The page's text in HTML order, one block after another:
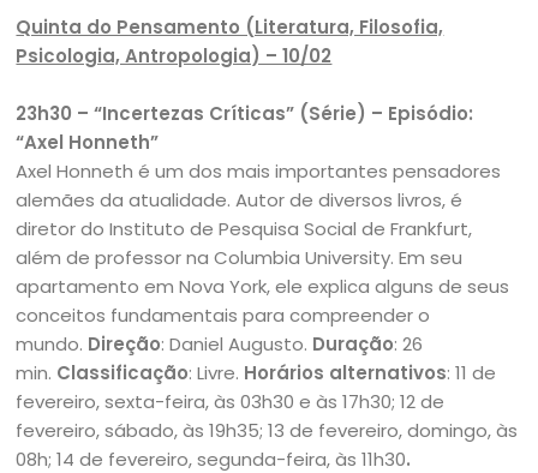
Quinta do Pensamento (Literatura, Filosofia,
Psicologia, Antropologia) – 10/02
23h30 – “Incertezas Críticas” (Série) – Episódio:
“Axel Honneth”
Axel Honneth é um dos mais importantes pensadores
alemães da atualidade. Autor de diversos livros, é
diretor do Instituto de Pesquisa Social de Frankfurt,
além de professor na Columbia University. Em seu
apartamento em Nova York, ele explica alguns de seus
conceitos fundamentais para compreender o
mundo. Direção: Daniel Augusto. Duração: 26
min. Classificação: Livre. Horários alternativos: 11 de
fevereiro, sexta-feira, às 03h30 e às 17h30; 12 de
fevereiro, sábado, às 19h35; 13 de fevereiro, domingo, às
08h; 14 de fevereiro, segunda-feira, às 11h30.